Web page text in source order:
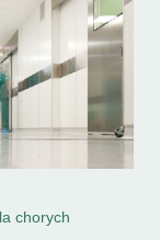
chorych